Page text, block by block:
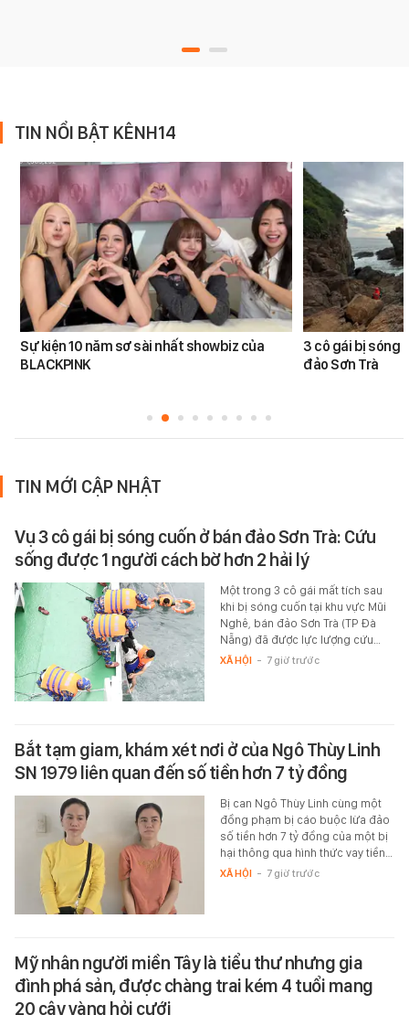
TIN NỔI BẬT KÊNH14
Sự kiện 10 năm sơ sài nhất showbiz của
BLACKPINK
3 cô gái bị sóng
đảo Sơn Trà
TIN MỚI CẬP NHẬT
Vụ 3 cô gái bị sóng cuốn ở bán đảo Sơn Trà: Cứu
sống được 1 người cách bờ hơn 2 hải lý
Một trong 3 cô gái mất tích sau
khi bị sóng cuốn tại khu vực Mũi
Nghê, bán đảo Sơn Trà (TP Đà
Nẵng) đã được lực lượng cứu…
XÃ HỘI - 7 giờ trước
Bắt tạm giam, khám xét nơi ở của Ngô Thùy Linh
SN 1979 liên quan đến số tiền hơn 7 tỷ đồng
Bị can Ngô Thùy Linh cùng một
đồng phạm bị cáo buộc lừa đảo
số tiền hơn 7 tỷ đồng của một bị
hại thông qua hình thức vay tiền…
XÃ HỘI - 7 giờ trước
Mỹ nhân người miền Tây là tiểu thư nhưng gia
đình phá sản, được chàng trai kém 4 tuổi mang
20 cây vàng hỏi cưới